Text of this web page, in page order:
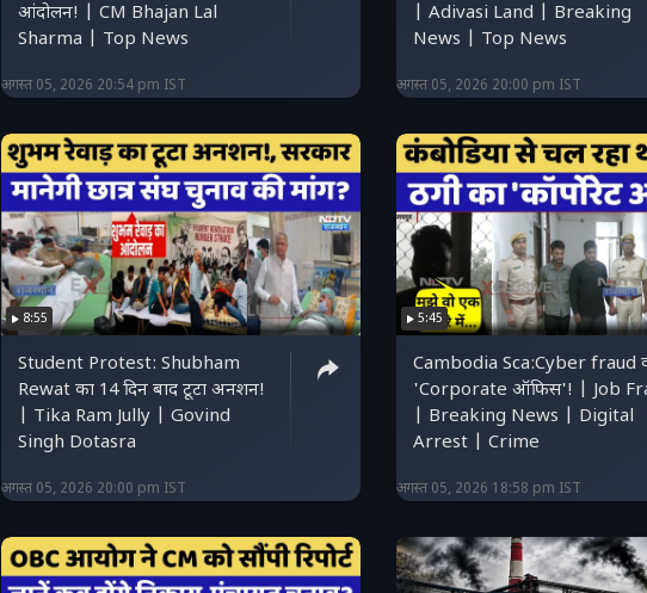
आंदोलन! | CM Bhajan Lal
Sharma | Top News
अगस्त 05, 2026 20:54 pm IST
| Adivasi Land | Breaking
News | Top News
अगस्त 05, 2026 20:00 pm IST
8:55
Student Protest: Shubham
Rewat का 14 दिन बाद टूटा अनशन!
| Tika Ram Jully | Govind
Singh Dotasra
अगस्त 05, 2026 20:00 pm IST
5:45
Cambodia Sca:Cyber ​​fraud
'Corporate ऑफिस'! | Job
| Breaking News | Digital
Arrest | Crime
अगस्त 05, 2026 18:58 pm IST